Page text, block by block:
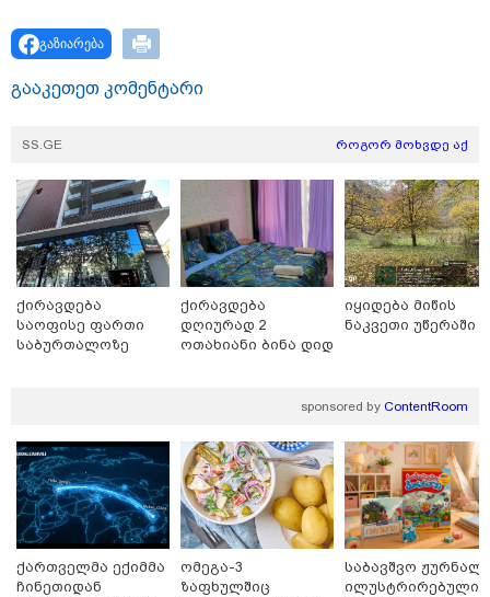
18:51 / 08-08-2026
"ზურგს უკან ლაჩრულად მომეპარნენ და თავს
დამესხნენ - ასფალტზე თავი მრავალჯერ
დამარტყმევინეს, მირტყეს მუშტები" - რას ჰყვება
კურიერი, რომელსაც არასრულწლოვანები სასტიკად
გაუსწორდნენ?
გაზიარება
გააკეთეთ კომენტარი
SS.GE როგორ მოხვდე აქ
ქირავდება
საოფისე ფართი
საბურთალოზე
ქირავდება
დღიურად 2
ოთახიანი ბინა დიდ
იყიდება მიწის
ნაკვეთი უწერაში
sponsored by ContentRoom
ქართველმა ექიმმა
ჩინეთიდან
ომეგა-3
ზაფხულშიც
საბავშვო
ილუსტრირებული